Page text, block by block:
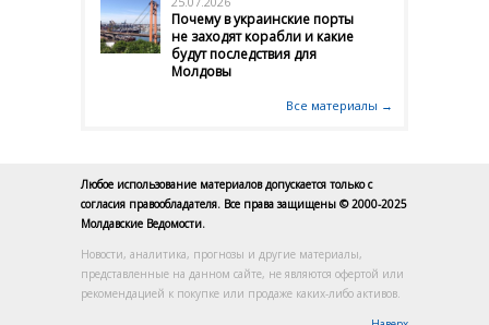
Почему в украинские порты
не заходят корабли и какие
будут последствия для
Молдовы
Все материалы →
Любое использование материалов допускается только с
согласия правообладателя. Все права защищены © 2000-2025
Молдавские Ведомости.
Новости, аналитика, прогнозы и другие материалы,
представленные на данном сайте, не являются офертой или
рекомендацией к покупке или продаже каких-либо активов.